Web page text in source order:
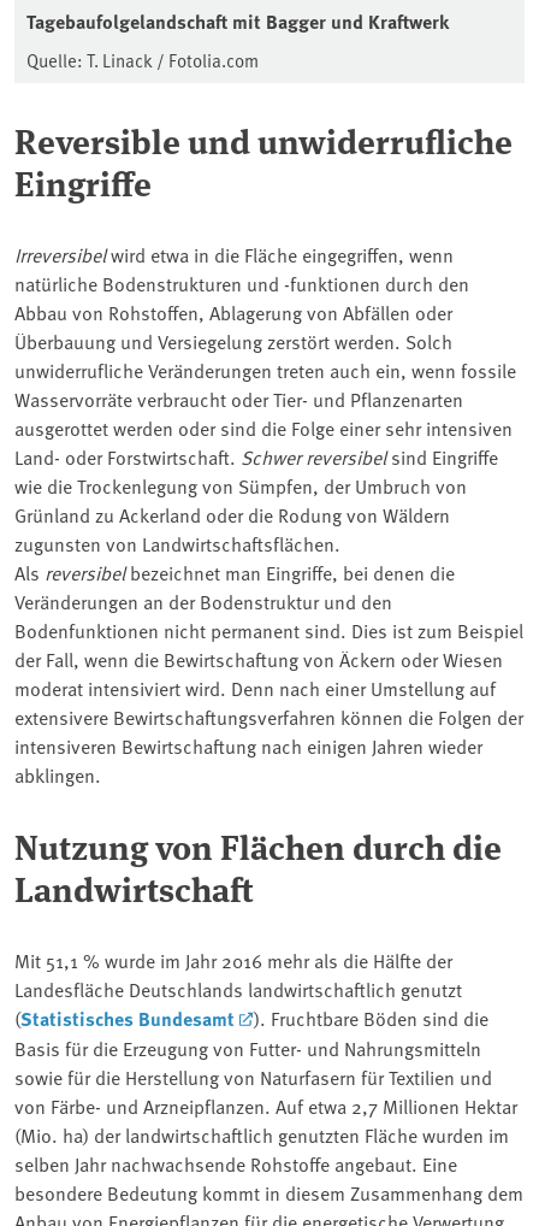
Tagebaufolgelandschaft mit Bagger und Kraftwerk
Quelle: T. Linack / Fotolia.com
Reversible und unwiderrufliche
Eingriffe
Irreversibelwird etwa in die Fläche eingegriffen, wenn
natürliche Bodenstrukturen und -funktionen durch den
Abbau von Rohstoffen, Ablagerung von Abfällen oder
Überbauung und Versiegelung zerstört werden. Solch
unwiderrufliche Veränderungen treten auch ein, wenn fossile
Wasservorräte verbraucht oder Tier- und Pflanzenarten
ausgerottet werden oder sind die Folge einer sehr intensiven
Land- oder Forstwirtschaft. Schwer reversibelsind Eingriffe
wie die Trockenlegung von Sümpfen, der Umbruch von
Grünland zu Ackerland oder die Rodung von Wäldern
zugunsten von Landwirtschaftsflächen.
Als reversibelbezeichnet man Eingriffe, bei denen die
Veränderungen an der Bodenstruktur und den
Bodenfunktionen nicht permanent sind. Dies ist zum Beispiel
der Fall, wenn die Bewirtschaftung von Äckern oder Wiesen
moderat intensiviert wird. Denn nach einer Umstellung auf
extensivere Bewirtschaftungsverfahren können die Folgen der
intensiveren Bewirtschaftung nach einigen Jahren wieder
abklingen.
Nutzung von Flächen durch die
Landwirtschaft
Mit 51,1 % wurde im Jahr 2016 mehr als die Hälfte der
Landesfläche Deutschlands landwirtschaftlich genutzt
(Statistisches Bundesamt
). Fruchtbare Böden sind die
Basis für die Erzeugung von Futter- und Nahrungsmitteln
sowie für die Herstellung von Naturfasern für Textilien und
von Färbe- und Arzneipflanzen. Auf etwa 2,7 Millionen Hektar
(Mio. ha) der landwirtschaftlich genutzten Fläche wurden im
selben Jahr nachwachsende Rohstoffe angebaut. Eine
besondere Bedeutung kommt in diesem Zusammenhang dem
Anbau von Energiepflanzen für die energetische Verwertung